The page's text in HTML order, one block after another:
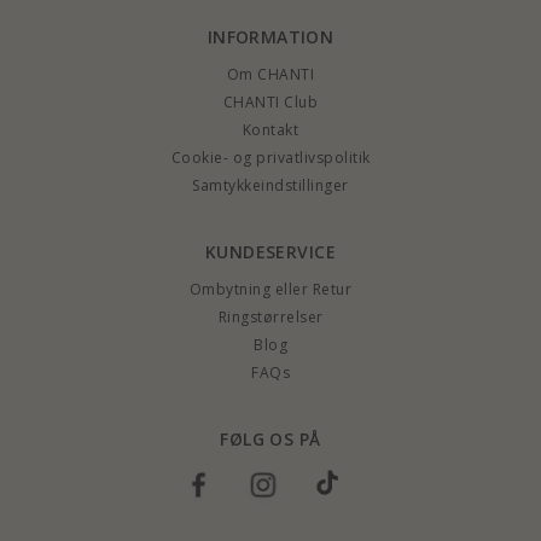
INFORMATION
Om CHANTI
CHANTI Club
Kontakt
Cookie- og privatlivspolitik
Samtykkeindstillinger
KUNDESERVICE
Ombytning eller Retur
Ringstørrelser
Blog
FAQs
FØLG OS PÅ